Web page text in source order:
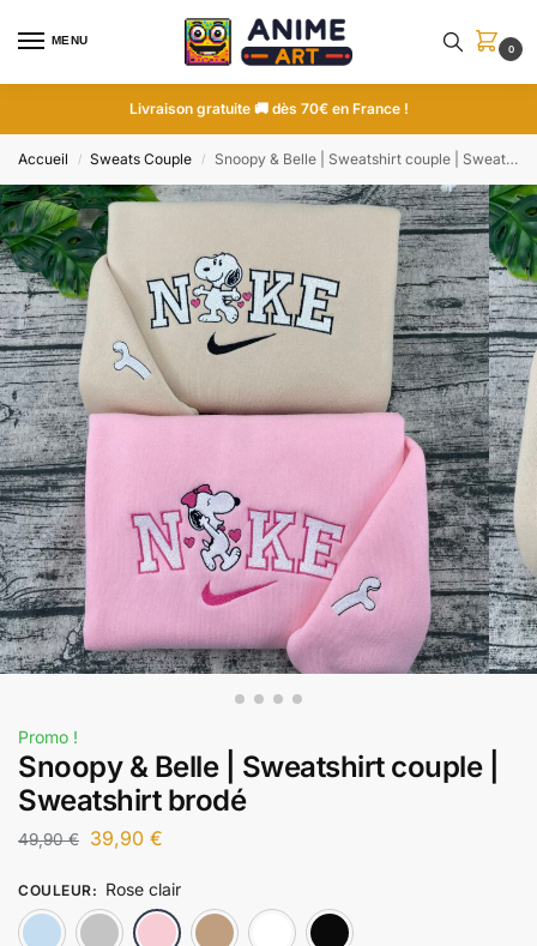
MENU
0
Livraison gratuite 🚚 dès 70€ en France !
Accueil / Sweats Couple / Snoopy & Belle | Sweatshirt couple | Sweatshirt brodé
Promo !
Snoopy & Belle | Sweatshirt couple |
Sweatshirt brodé
49,90€ 39,90 €
COULEUR: Rose clair
Bleu cielGris chinéRose clairSable